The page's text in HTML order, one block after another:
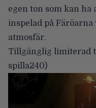
egen ton som kan
inspelad på
atmosfär.
Tillgänglig limiterad
spilla240)